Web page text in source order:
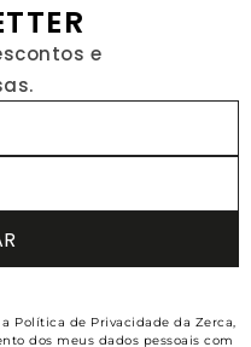
e
Política de Privacidade da Zerca,
dos meus dados pessoais com